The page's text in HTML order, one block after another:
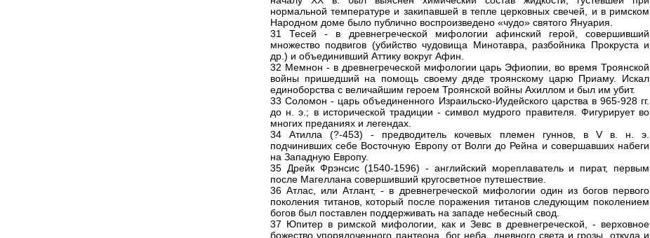
нормальной температуре и закипавшей в тепле церковных свечей, и в римском
Народном доме было публично воспроизведено «чудо» святого Януария.
31 Тесей - в древнегреческой мифологии афинский герой, совершивший
множество подвигов (убийство чудовища Минотавра, разбойника Прокруста и
др.) и объединивший Аттику вокруг Афин.
32 Мемнон - в древнегреческой мифологии царь Эфиопии, во время Троянской
войны пришедший на помощь своему дяде троянскому царю Приаму. Искал
единоборства с величайшим героем Троянской войны Ахиллом и был им убит.
33 Соломон - царь объединенного Израильско-Иудейского царства в 965-928 гг.
до н. э.; в исторической традиции - символ мудрого правителя. Фигурирует во
многих преданиях и легендах.
34 Атилла (?-453) - предводитель кочевых племен гуннов, в V в. н. э.
подчинивших себе Восточную Европу от Волги до Рейна и совершавших набеги
на Западную Европу.
35 Дрейк Фрэнсис (1540-1596) - английский мореплаватель и пират, первым
после Магеллана совершивший кругосветное путешествие.
36 Атлас, или Атлант, - в древнегреческой мифологии один из богов первого
поколения титанов, который после поражения титанов следующим поколением
богов был поставлен поддерживать на западе небесный свод.
37 Юпитер в римской мифологии, как и Зевс в древнегреческой, - верховное
божество упорядоченного пантеона, бог неба, дневного света и грозы, откуда и